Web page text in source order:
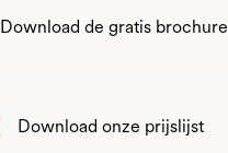
Download de gratis brochure
Download onze prijslijst